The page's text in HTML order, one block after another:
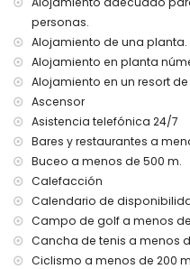
menos de 100
transporte público
metros y tren a menos
no se permiten
El edificio donde se
ascensor.
El alojamiento es muy
Instalaciones y servicios
alquiler
internet (WiFi)
aspiradora y plancha
ropa de cama y toallas
servicio de emergencia
calefacción
personas.
Alojamiento de una planta.
Alojamiento en planta
Alojamiento en un resort
Ascensor
Asistencia telefónica 24/7
Bares y restaurantes a
Buceo a menos de 500 m.
Calefacción
Calendario de
Campo de golf a menos
Cancha de tenis a menos
Ciclismo a menos de 200